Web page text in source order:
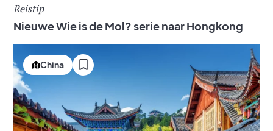
Reistip
Nieuwe Wie is de Mol? serie naar Hongkong
China